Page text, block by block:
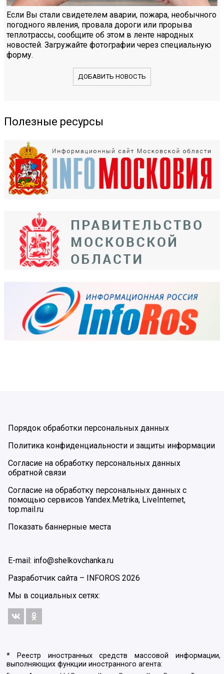
Если Вы стали свидетелем аварии, пожара, необычного
погодного явления, провала дороги или прорыва
теплотрассы, сообщите об этом в ленте народных
новостей. Загружайте фотографии через специальную
форму.
ДОБАВИТЬ НОВОСТЬ
Полезные ресурсы
Порядок обработки персональных данных
Политика конфиденциальности и защиты информации
Согласие на обработку персональных данных
обратной связи
Согласие на обработку персональных данных с
помощью сервисов Yandex.Metrika, LiveInternet,
top.mail.ru
Показать баннерные места
E-mail: info@shelkovchanka.ru
Разработчик сайта –
INFOROS 2026
Мы в социальных сетях:
* Реестр иностранных средств массовой информации,
выполняющих функции иностранного агента: